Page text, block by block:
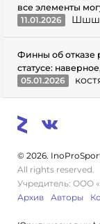
все элементы
11.01.2026
Финны об отказе
статусе:
05.01.2026
© 2026.
All rights reserved.
Учредитель: ООО
Архив
Авторы